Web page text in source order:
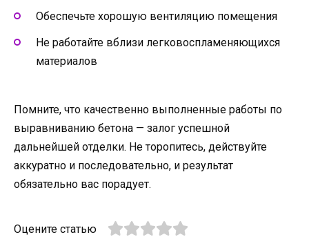
Обеспечьте хорошую вентиляцию помещения
Не работайте вблизи легковоспламеняющихся
материалов
Помните, что качественно выполненные работы по
выравниванию бетона — залог успешной
дальнейшей отделки. Не торопитесь, действуйте
аккуратно и последовательно, и результат
обязательно вас порадует.
Оцените статью